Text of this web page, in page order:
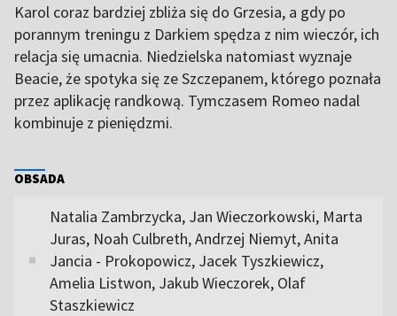
Karol coraz bardziej zbliża się do Grzesia, a gdy po
porannym treningu z Darkiem spędza z nim wieczór, ich
relacja się umacnia. Niedzielska natomiast wyznaje
Beacie, że spotyka się ze Szczepanem, którego poznała
przez aplikację randkową. Tymczasem Romeo nadal
kombinuje z pieniędzmi.
OBSADA
Natalia Zambrzycka, Jan Wieczorkowski, Marta
Juras, Noah Culbreth, Andrzej Niemyt, Anita
Jancia - Prokopowicz, Jacek Tyszkiewicz,
Amelia Listwon, Jakub Wieczorek, Olaf
Staszkiewicz